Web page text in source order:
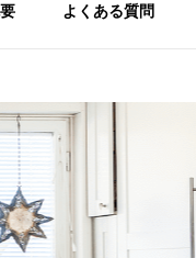
よくある質問